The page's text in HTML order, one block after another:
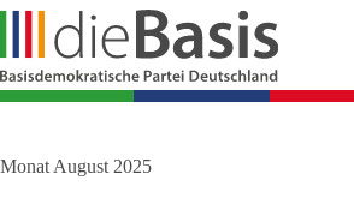
Zum
springen
Monat August 2025